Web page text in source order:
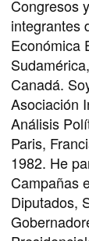
Congresos
integrantes
Económica
Canadá.
Asociación
Análisis
Paris,
1982. He
Campañas
Diputados,